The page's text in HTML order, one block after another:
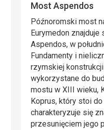
Most Aspendos
Późnoromski most
Eurymedon znajduje
Aspendos, w
Fundamenty i
rzymskiej
wykorzystane do
mostu w XIII wieku,
Koprus, który stoi
charakteryzuje się
przesunięciem jego